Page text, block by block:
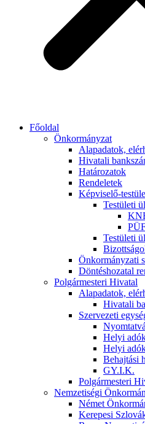
Főoldal
Önkormányzat
Alapadatok,
Hivatali
Határozatok
Rendeletek
Képviselő-
Testületi
Testületi
Önkormányzati
Döntéshozatal
Polgármesteri Hivatal
Alapadatok,
Hivatali
Szervezeti
Helyi
Helyi
Behajtási
GY.I.K.
Polgármesteri
Nemzetiségi
Német
Kerepesi